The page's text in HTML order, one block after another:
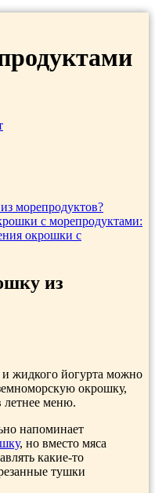
морепродуктов?
с морепродуктами:
окрошки с
из
жидкого йогурта можно
окрошку,
летнее меню.
напоминает
, но вместо мяса
какие-то
тушки